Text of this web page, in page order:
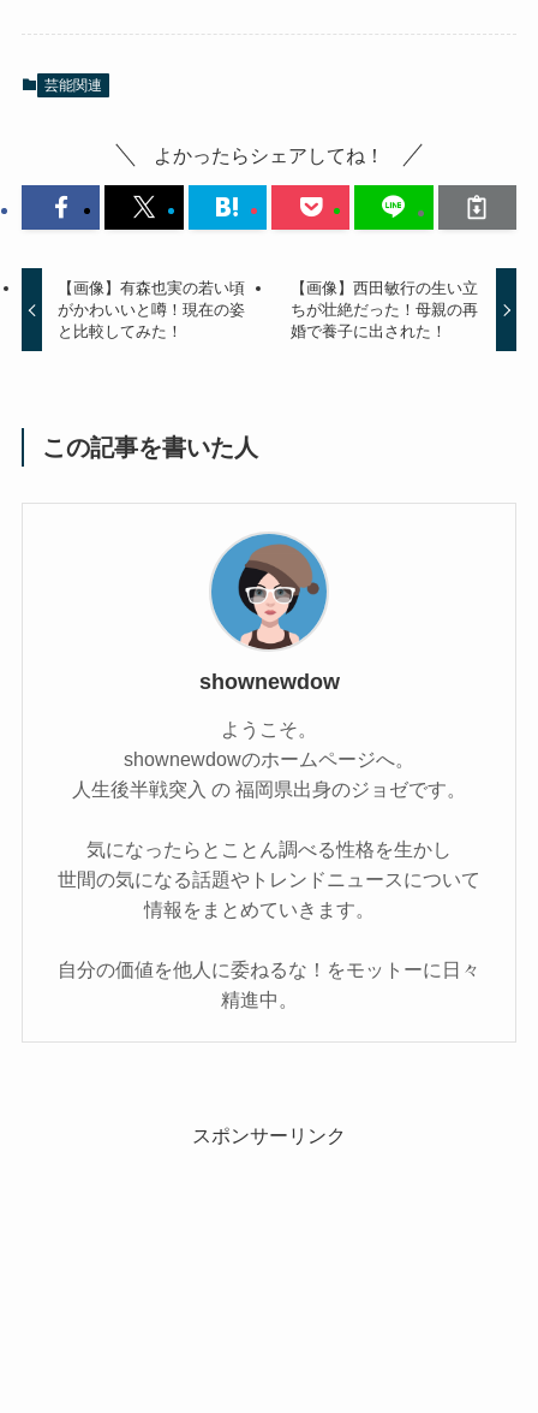
芸能関連
よかったらシェアしてね！
【画像】有森也実の若い頃
がかわいいと噂！現在の姿
と比較してみた！
【画像】西田敏行の生い立
ちが壮絶だった！母親の再
婚で養子に出された！
この記事を書いた人
shownewdow
ようこそ。
shownewdowのホームページへ。
人生後半戦突入 の 福岡県出身のジョゼです。
気になったらとことん調べる性格を生かし
世間の気になる話題やトレンドニュースについて
情報をまとめていきます。
自分の価値を他人に委ねるな！をモットーに日々
精進中。
スポンサーリンク